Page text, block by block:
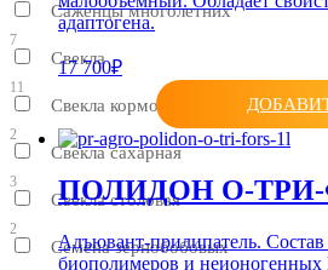
Саженцы многолетних
7
Свекла
11
Свекла кормовая
2
Свекла сахарная
3
Свекла столовая
2
Семена зернобобовых
адаптогена.
17 700₽
ПОЛИДОН О-ТРИ-
Адъювант-прилипатель.
биополимеров и